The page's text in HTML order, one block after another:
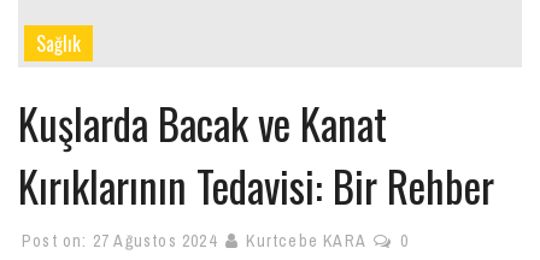
Sağlık
Kuşlarda Bacak ve Kanat
Kırıklarının Tedavisi: Bir Rehber
Post on: 27 Ağustos 2024 Kurtcebe KARA 0